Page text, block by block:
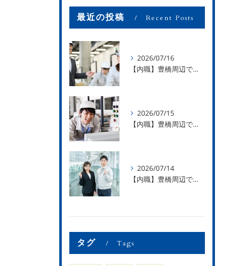
最近の投稿 Recent Posts
2026/07/16
【内職】豊橋周辺で内職のお仕事を探している方募集中！【お仕事の内容】
2026/07/15
【内職】豊橋周辺で内職のお仕事を探している方募集中！【急な学級閉鎖も安心】
2026/07/14
【内職】豊橋周辺で内職のお仕事を探している方募集中！【内職さまのお声②】
タグ Tags